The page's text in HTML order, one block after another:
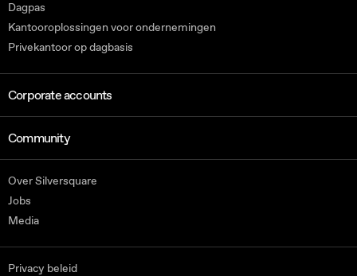
Dagpas
Kantooroplossingen voor ondernemingen
Privekantoor op dagbasis
Corporate accounts
Community
Over Silversquare
Jobs
Media
Privacy beleid